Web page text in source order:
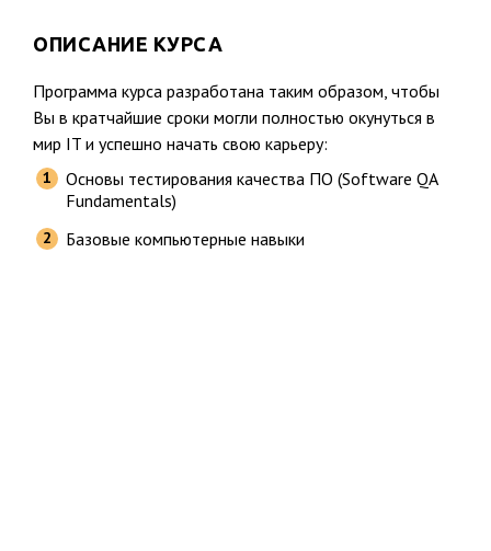
ОПИСАНИЕ КУРСА
Программа курса разработана таким образом, чтобы
Вы в кратчайшие сроки могли полностью окунуться в
мир IT и успешно начать свою карьеру:
Основы тестирования качества ПО (Software QA
Fundamentals)
Базовые компьютерные навыки